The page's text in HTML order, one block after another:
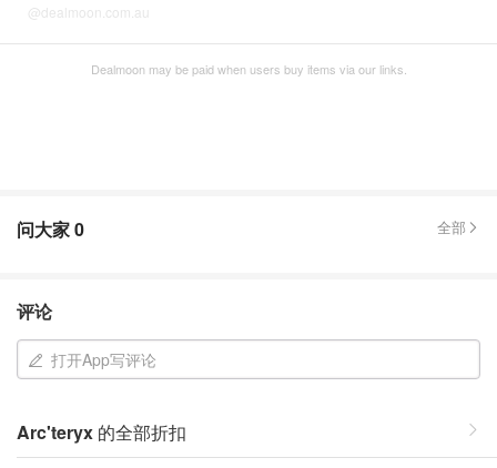
@dealmoon.com.au
Dealmoon may be paid when users buy items via our links.
问大家0 全部
评论
打开App写评论
Arc'teryx 的全部折扣